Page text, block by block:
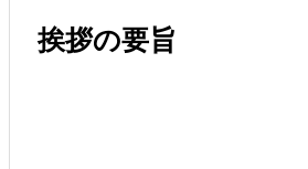
挨拶の要旨